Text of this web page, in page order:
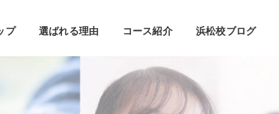
プ 選ばれる理由 コース紹介 浜松校ブログ